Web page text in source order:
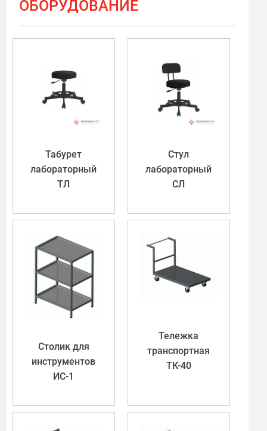
ОБОРУДОВАНИЕ
Табурет
лабораторный
ТЛ
Стул
лабораторный
СЛ
Столик для
инструментов
ИС-1
Тележка
транспортная
ТК-40